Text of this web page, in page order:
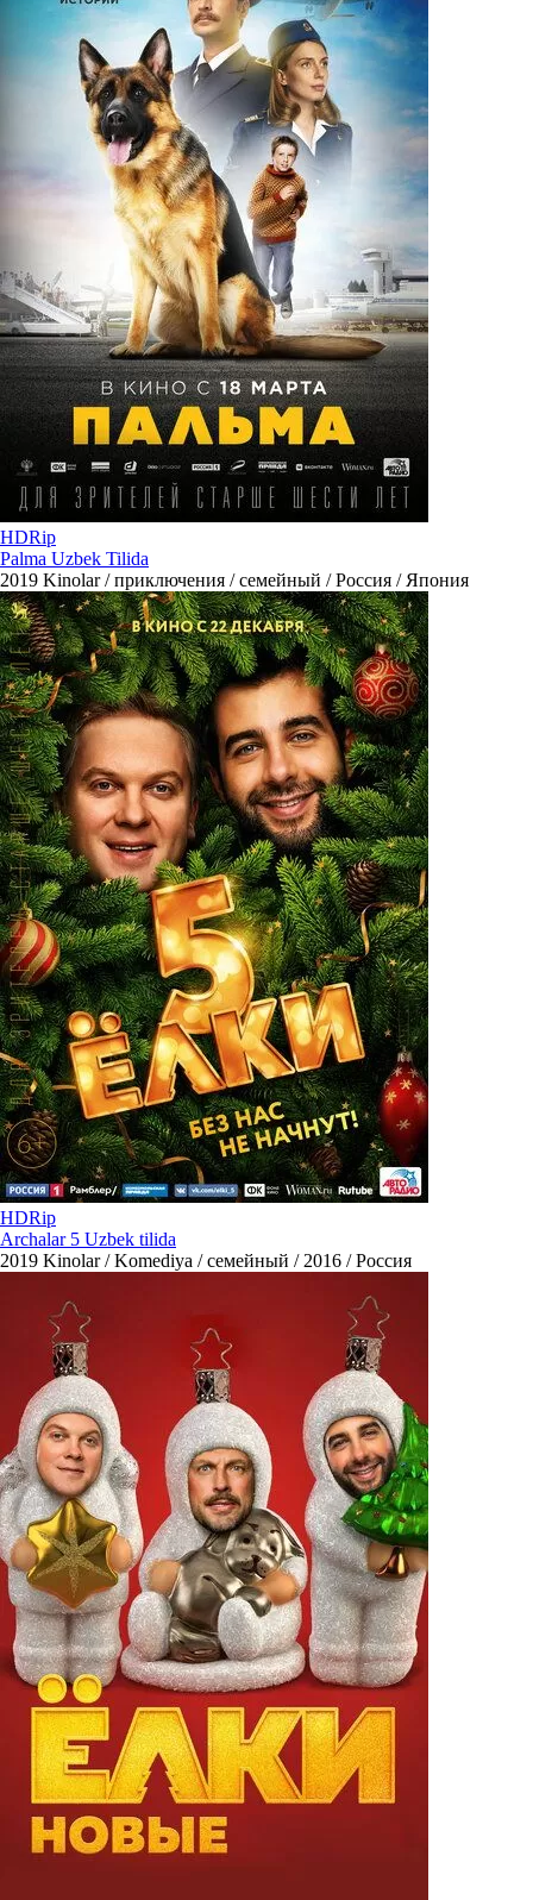
HDRip
Palma Uzbek Tilida
2019 Kinolar / приключения / семейный / Россия / Япония
HDRip
Archalar 5 Uzbek tilida
2019 Kinolar / Komediya / семейный / 2016 / Россия